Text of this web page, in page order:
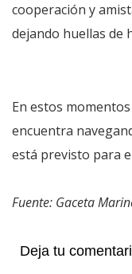
cooperación y
dejando huellas de
En estos
encuentra
está previsto para
Fuente: Gaceta
Deja tu